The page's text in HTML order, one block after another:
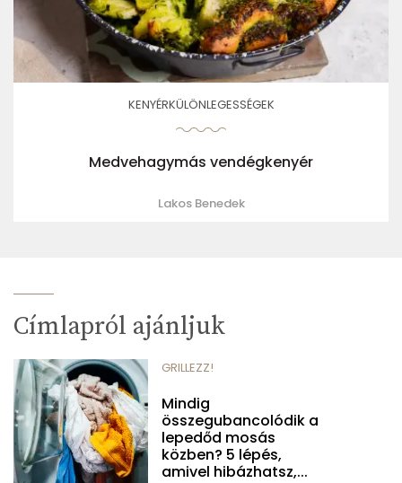
KENYÉRKÜLÖNLEGESSÉGEK
Medvehagymás vendégkenyér
Lakos Benedek
Címlapról ajánljuk
GRILLEZZ!
Mindig
összegubancolódik a
lepedőd mosás
közben? 5 lépés,
amivel hibázhatsz,...